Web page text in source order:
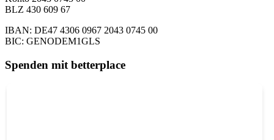
BLZ 430 609 67
IBAN: DE47 4306 0967 2043 0745 00
BIC: GENODEM1GLS
Spenden mit betterplace